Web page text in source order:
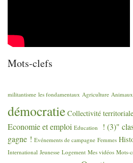
Mots-clefs
militantisme les fondamentaux Agriculture Animaux
démocratie Collectivité territoriale
Economie et emploi Education
! (3)"
gagne ! Evénements de campagne Femmes
International Jeunesse Logement Mes vidéos Mots-